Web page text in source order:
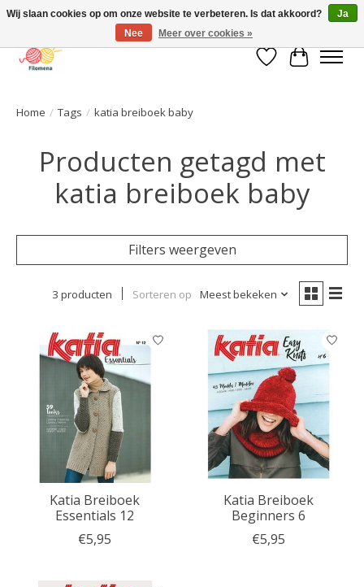
Verlanglijst
Home / Tags / katia breiboek baby
Producten getagd met
katia breiboek baby
Filters weergeven
3 producten Sorteren op Meest bekeken
Katia Breiboek
Essentials 12
€5,95
Katia Breiboek
Beginners 6
€5,95
Wij slaan cookies op om onze website te verbeteren. Is dat akkoord?
Ja
Nee
Meer over cookies »